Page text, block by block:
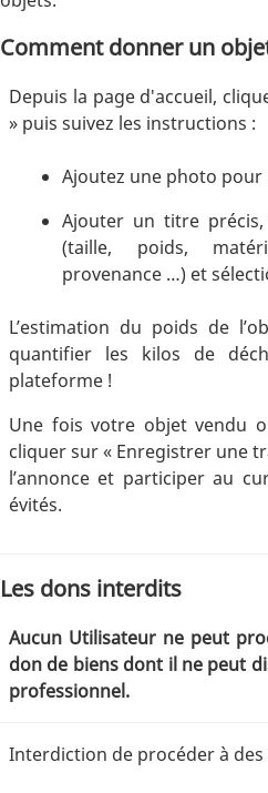
Comment donner un
Depuis la page d'accueil,
» puis suivez les instructions :
Ajoutez une photo
Ajouter un titre
(taille, poids,
provenance …) et
L’estimation du poids de
quantifier les kilos de
plateforme !
Une fois votre objet vendu
cliquer sur « Enregistrer une
l’annonce et participer au
évités.
Les dons interdits
Aucun Utilisateur ne peut
don de biens dont il ne peut
professionnel.
Interdiction de procéder à des